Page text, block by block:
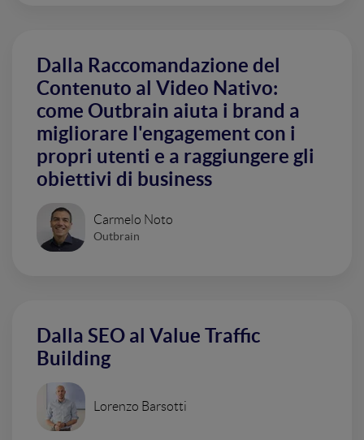
Dalla Raccomandazione del
Contenuto al Video Nativo:
come Outbrain aiuta i brand a
migliorare l'engagement con i
propri utenti e a raggiungere gli
obiettivi di business
Carmelo Noto
Outbrain
Dalla SEO al Value Traffic
Building
Lorenzo Barsotti